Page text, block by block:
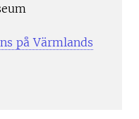
på Värmlands